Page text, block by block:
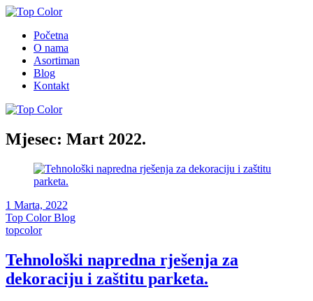
Početna
O nama
Asortiman
Blog
Kontakt
Mjesec: Mart 2022.
1 Marta, 2022
Top Color Blog
topcolor
Tehnološki napredna rješenja za
dekoraciju i zaštitu parketa.